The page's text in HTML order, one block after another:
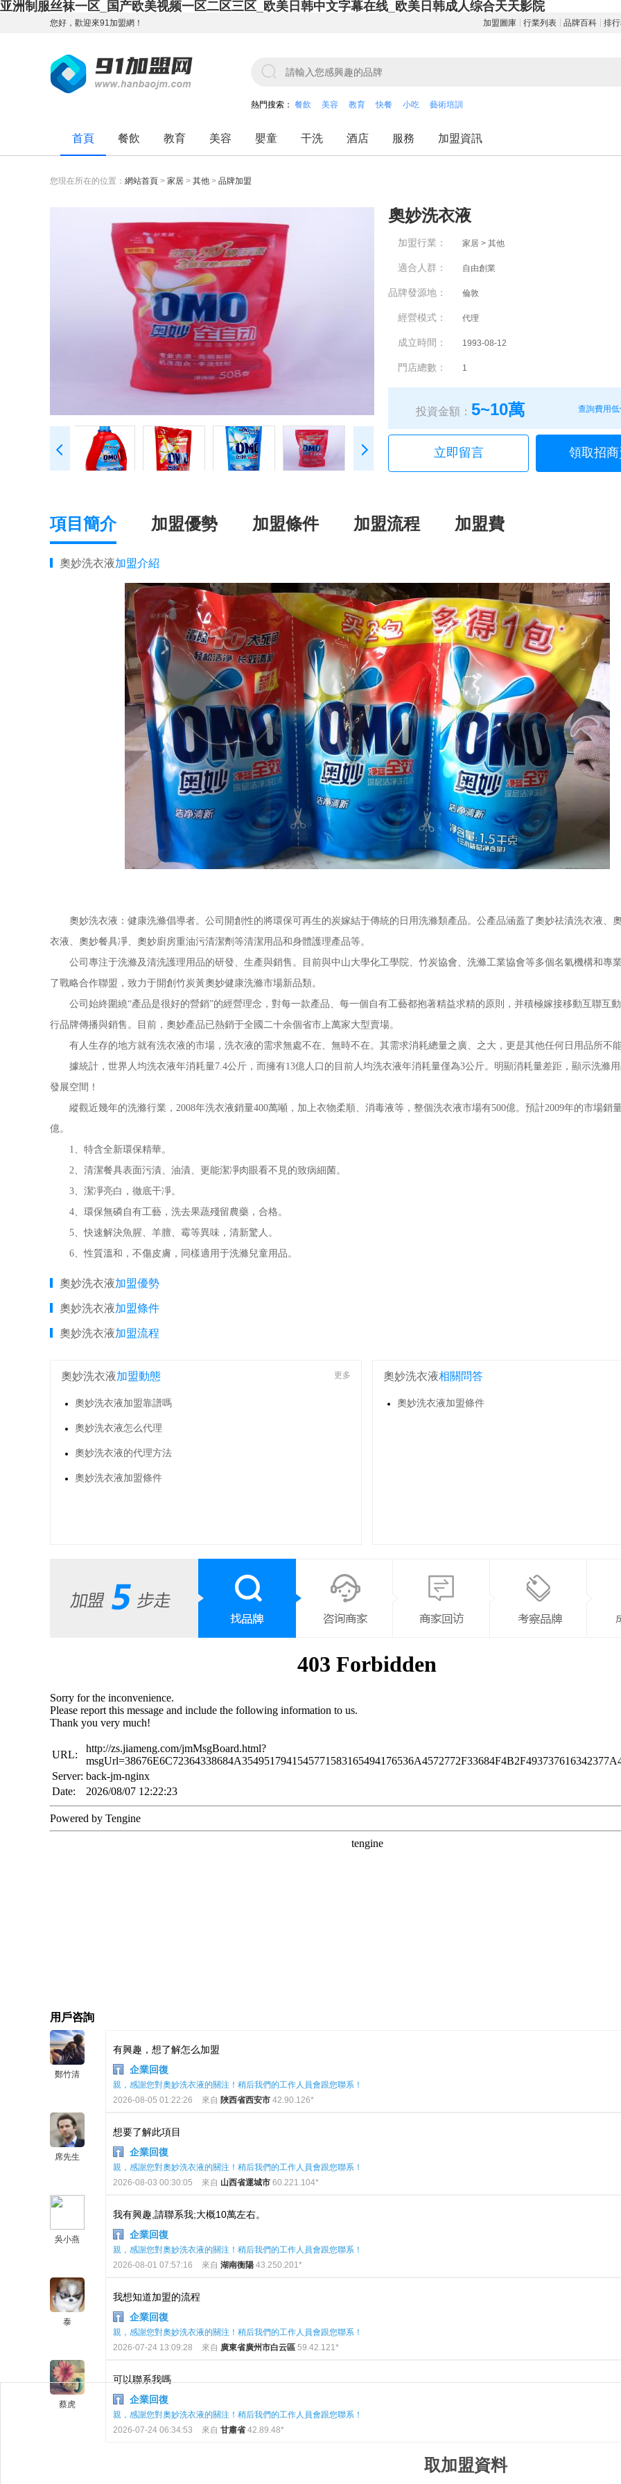
亚洲制服丝袜一区_国产欧美视频一区二区三区_欧美日韩中文字幕在线_欧美日韩成人综合天天影院
您好，歡迎來91加盟網！ 加盟圖庫 行業列表 品牌百科 排
熱門搜索： 餐飲 美容 教育 快餐 小吃 藝術培訓
首頁 餐飲 教育 美容 嬰童 干洗 酒店 服務 加盟資訊
您現在所在的位置： 網站首頁 > 家居 > 其他 > 品牌加盟
奧妙洗衣液
加盟行業： 家居 > 其他
適合人群： 自由創業
品牌發源地： 倫敦
經營模式： 代理
成立時間： 1993-08-12
門店總數： 1
投資金額： 5~10萬 查詢費用
立即留言 領取招
項目簡介 加盟優勢 加盟條件 加盟流程 加盟費
奧妙洗衣液加盟介紹
奧妙洗衣液：健康洗滌倡導者。公司開創性的將環保可再生的炭嫁結于傳統的日用洗滌類產品。公產品涵蓋了奧妙祛漬洗衣液、
衣液、奧妙餐具凈、奧妙廚房重油污清潔劑等清潔用品和身體護理產品等。
公司專注于洗滌及清洗護理用品的研發、生產與銷售。目前與中山大學化工學院、竹炭協會、洗滌工業協會等多個名氣機構和專
了戰略合作聯盟，致力于開創竹炭黃奧妙健康洗滌市場新品類。
公司始終圍繞“產品是很好的營銷”的經營理念，對每一款產品、每一個自有工藝都抱著精益求精的原則，并積極嫁接移動互聯互
行品牌傳播與銷售。目前，奧妙產品已熱銷于全國二十余個省市上萬家大型賣場。
有人生存的地方就有洗衣液的市場，洗衣液的需求無處不在、無時不在。其需求消耗總量之廣、之大，更是其他任何日用品所不
據統計，世界人均洗衣液年消耗量7.4公斤，而擁有13億人口的目前人均洗衣液年消耗量僅為3公斤。明顯消耗量差距，顯示洗滌
發展空間！
縱觀近幾年的洗滌行業，2008年洗衣液銷量400萬噸，加上衣物柔順、消毒液等，整個洗衣液市場有500億。預計2009年的市場銷
億。
1、特含全新環保精華。
2、清潔餐具表面污漬、油漬、更能潔凈肉眼看不見的致病細菌。
3、潔凈亮白，徹底干凈。
4、環保無磷自有工藝，洗去果蔬殘留農藥，合格。
5、快速解決魚腥、羊膻、霉等異味，清新驚人。
6、性質溫和，不傷皮膚，同樣適用于洗滌兒童用品。
奧妙洗衣液加盟優勢
奧妙洗衣液加盟條件
奧妙洗衣液加盟流程
奧妙洗衣液加盟動態 更多
奧妙洗衣液加盟靠譜嗎
奧妙洗衣液怎么代理
奧妙洗衣液的代理方法
奧妙洗衣液加盟條件
奧妙洗衣液相關問答
奧妙洗衣液加盟條件
用戶咨詢
鄭竹清
有興趣，想了解怎么加盟
企業回復
親，感謝您對奧妙洗衣液的關注！稍后我們的工作人員會跟您聯系！
2026-08-05 01:22:26
來自 陜西省西安市 42.90.126*
席先生
想要了解此項目
企業回復
親，感謝您對奧妙洗衣液的關注！稍后我們的工作人員會跟您聯系！
2026-08-03 00:30:05
來自 山西省運城市 60.221.104*
吳小燕
我有興趣,請聯系我;大概10萬左右。
企業回復
親，感謝您對奧妙洗衣液的關注！稍后我們的工作人員會跟您聯系！
2026-08-01 07:57:16
來自 湖南衡陽 43.250.201*
泰
我想知道加盟的流程
企業回復
親，感謝您對奧妙洗衣液的關注！稍后我們的工作人員會跟您聯系！
2026-07-24 13:09:28
來自 廣東省廣州市白云區 59.42.121*
蔡虎
可以聯系我嗎
企業回復
親，感謝您對奧妙洗衣液的關注！稍后我們的工作人員會跟您聯系！
2026-07-24 06:34:53
來自 甘肅省42.89.48*
取加盟資料